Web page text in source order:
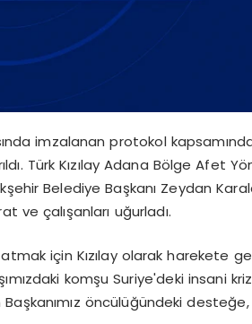
imzalanan protokol
Türk Kızılay Adana Bölge Afet
Belediye Başkanı Zeydan
ve çalışanları uğurladı.
için Kızılay olarak harekete
komşu Suriye'deki insani
öncülüğündeki